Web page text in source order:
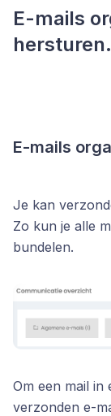
E-mails
hersturen.
E-mails
Je kan
Zo kun je alle
bundelen.
Om een mail in
verzonden e-